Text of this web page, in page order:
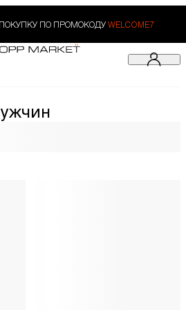
ПО ПРОМОКОДУ WELCOME7